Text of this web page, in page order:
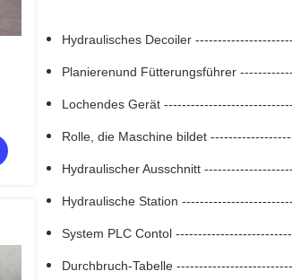
Hydraulisches Decoiler
Planierenund Fütterungsführer
Lochendes Gerät
Rolle, die Maschine bildet
Hydraulischer Ausschnitt
Hydraulische Station
System PLC Contol
Durchbruch-Tabelle